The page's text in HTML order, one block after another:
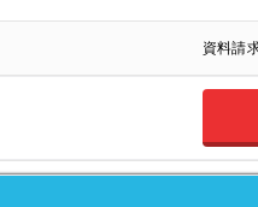
資料請